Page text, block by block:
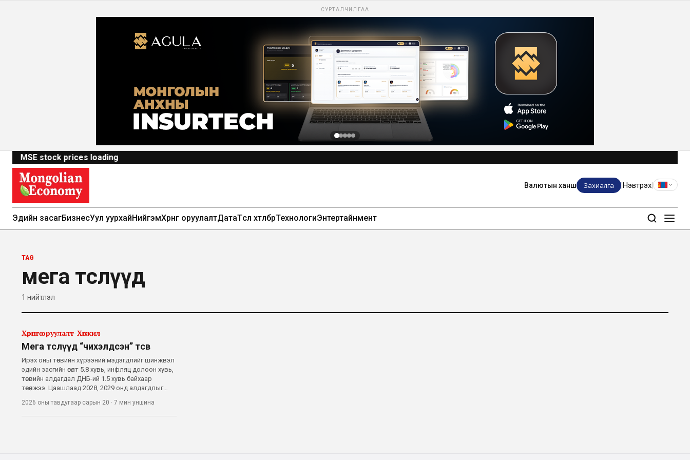
СУРТАЛЧИЛГАА
MSE stock prices loading
Валютын ханш Захиалга Нэвтрэх
Эдийн засагБизнесУул уурхайНийгэмХөрөнгө оруулалтДатаТөсөл хөтөлбөрТехнологиЭнтертайнмент
TAG
мега төслүүд
1 нийтлэл
Хөрөнгө оруулалт-Хөгжил
Мега төслүүд “чихэлдсэн” төсөв
Ирэх оны төсвийн хүрээний мэдэгдлийг шинжвэл
эдийн засгийн өсөлт 5.8 хувь, инфляц долоон хувь,
төсвийн алдагдал ДНБ-ий 1.5 хувь байхаар
төсөөлжээ. Цаашлаад 2028, 2029 онд алдагдлыг
харвал сахилга бат сайтай төсөв гэж хэлж
болохоор. Гэхдээ 2027 оны тө
2026 оны тавдугаар сарын 20 · 7 мин уншина